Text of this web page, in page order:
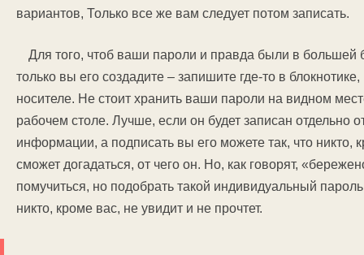
вариантов, Только все же вам следует потом записать.
Для того, чтоб ваши пароли и правда были в большей
только вы его создадите – запишите где-то в
носителе. Не стоит хранить ваши пароли на видном
рабочем столе. Лучше, если он будет записан отдельно
информации, а подписать вы его можете так, что никто,
сможет догадаться, от чего он. Но, как говорят,
помучиться, но подобрать такой индивидуальный
никто, кроме вас, не увидит и не прочтет.